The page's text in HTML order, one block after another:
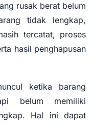
rusak berat belum
tidak lengkap,
tercatat, proses
hasil penghapusan
ketika barang
belum memiliki
Hal ini dapat